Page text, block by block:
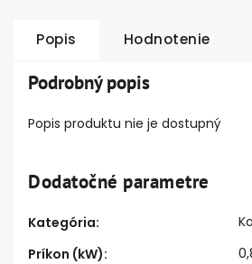
Popis Hodnotenie
Podrobný popis
Popis produktu nie je dostupný
Dodatočné parametre
Kategória:
Príkon (kW):